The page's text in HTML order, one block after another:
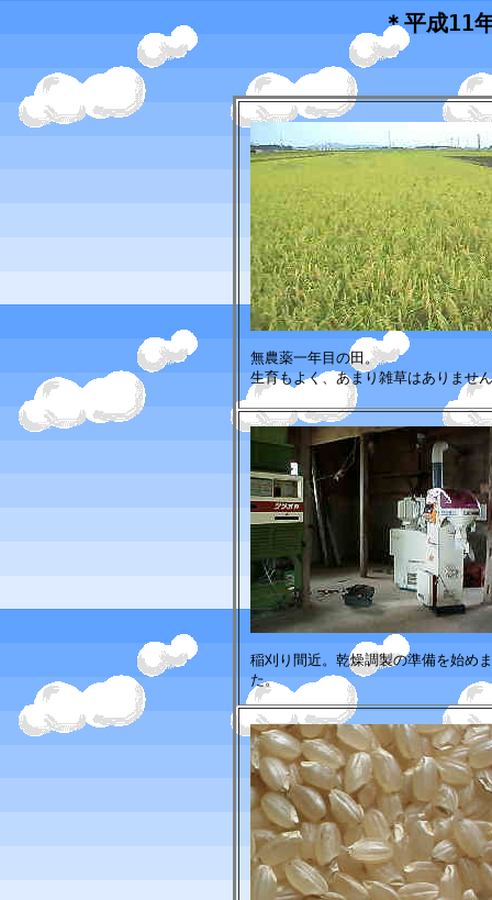
＊平成11
無農薬一年目の田。
生育もよく、あまり雑草はありませ
稲刈り間近。乾燥調製の準備を始め
た。